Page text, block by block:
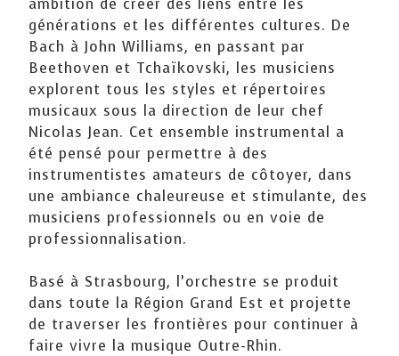
ambition de créer des liens entre les
générations et les différentes cultures. De
Bach à John Williams, en passant par
Beethoven et Tchaïkovski, les musiciens
explorent tous les styles et répertoires
musicaux sous la direction de leur chef
Nicolas Jean. Cet ensemble instrumental a
été pensé pour permettre à des
instrumentistes amateurs de côtoyer, dans
une ambiance chaleureuse et stimulante, des
musiciens professionnels ou en voie de
professionnalisation.
Basé à Strasbourg, l’orchestre se produit
dans toute la Région Grand Est et projette
de traverser les frontières pour continuer à
faire vivre la musique Outre-Rhin.